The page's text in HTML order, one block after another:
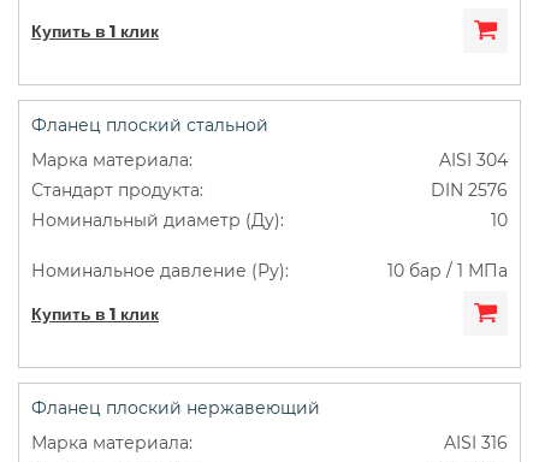
Купить в 1 клик
Фланец плоский стальной
AISI 304
DIN 2576
10
10 бар / 1 МПа
Купить в 1 клик
Фланец плоский нержавеющий
AISI 316